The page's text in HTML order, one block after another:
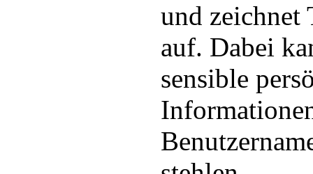
und zeichnet
auf. Dabei
sensible